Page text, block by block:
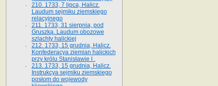
210. 1733, 7 lipca, Halicz.
Laudum sejmiku ziemskiego
relacyjnego
211. 1733, 31 sierpnia, pod
Gruszką. Laudum obozowe
szlachty halickiej
212. 1733, 15 grudnia, Halicz.
Konfederacya ziemian halickich
przy królu Stanisławie I .
213. 1733, 15 grudnia, Halicz.
Instrukcya sejmiku ziemskiego
posłom do wojewody